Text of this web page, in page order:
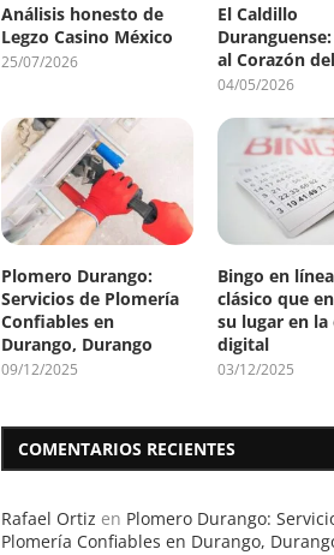
Análisis honesto de
Legzo Casino México
25/07/2026
El Caldillo
al Corazón
04/05/2026
Plomero Durango:
Servicios de Plomería
Confiables en
Durango, Durango
09/12/2025
Bingo en
clásico que
su lugar en la
digital
03/12/2025
COMENTARIOS RECIENTES
Rafael Ortiz en Plomero Durango:
Plomería Confiables en Durango,